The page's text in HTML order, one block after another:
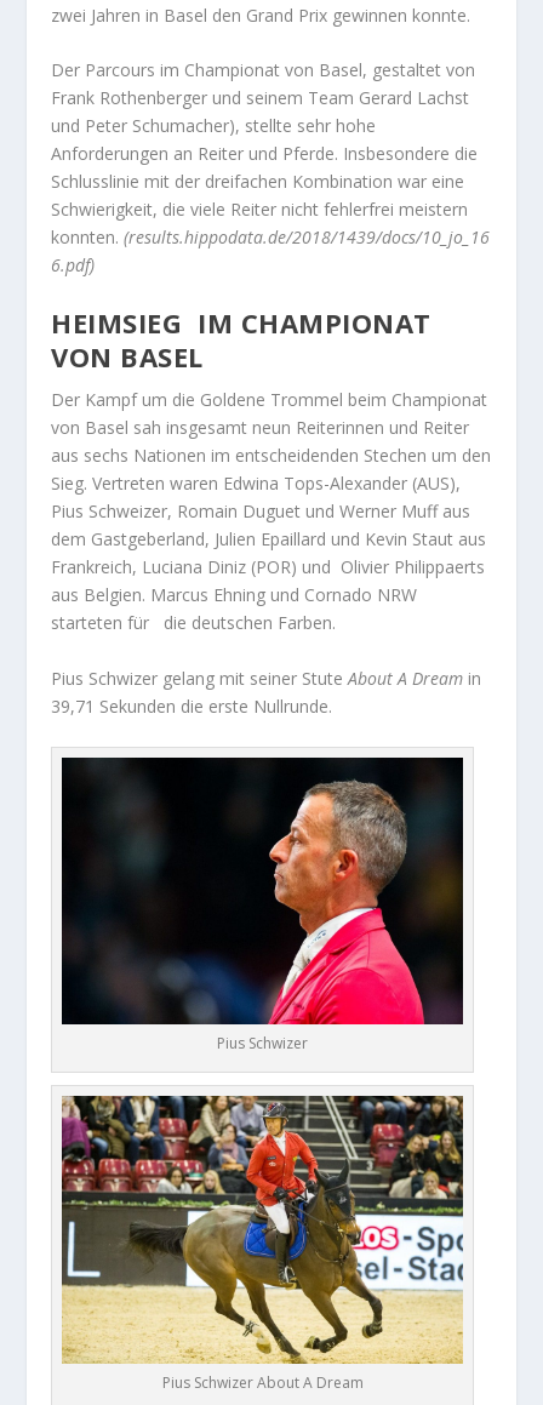
zwei Jahren in Basel den Grand Prix gewinnen konnte.
Der Parcours im Championat von Basel, gestaltet von
Frank Rothenberger und seinem Team Gerard Lachst
und Peter Schumacher), stellte sehr hohe
Anforderungen an Reiter und Pferde. Insbesondere die
Schlusslinie mit der dreifachen Kombination war eine
Schwierigkeit, die viele Reiter nicht fehlerfrei meistern
konnten.(results.hippodata.de/2018/1439/docs/10_jo_16
6.pdf)
HEIMSIEG IM CHAMPIONAT
VON BASEL
Der Kampf um die Goldene Trommel beim Championat
von Basel sah insgesamt neun Reiterinnen und Reiter
aus sechs Nationen im entscheidenden Stechen um den
Sieg. Vertreten waren Edwina Tops-Alexander (AUS),
Pius Schweizer, Romain Duguet und Werner Muff aus
dem Gastgeberland, Julien Epaillard und Kevin Staut aus
Frankreich, Luciana Diniz (POR) und Olivier Philippaerts
aus Belgien. Marcus Ehning und Cornado NRW
starteten für die deutschen Farben.
Pius Schwizer gelang mit seiner StuteAbout A Dream in
39,71 Sekunden die erste Nullrunde.
Pius Schwizer
Pius Schwizer About A Dream